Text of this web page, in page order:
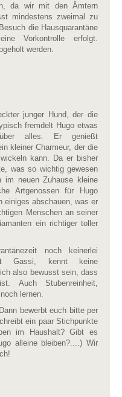
da wir mit den Ämtern
mindestens zweimal zu
die Hausquarantäne
Vorkontrolle erfolgt.
werden.
junger Hund, der die
fremdelt Hugo etwas
alles. Er genießt
kleiner Charmeur, der die
kann. Da er bisher
was so wichtig gewesen
im neuen Zuhause kleine
Artgenossen für Hugo
einiges abschauen, was er
Menschen an seiner
ein richtiger toller
noch keinerlei
Gassi, kennt keine
also bewusst sein, dass
Auch Stubenreinheit,
lernen.
bewerbt euch bitte per
ein paar Stichpunkte
im Haushalt? Gibt es
alleine bleiben?....) Wir